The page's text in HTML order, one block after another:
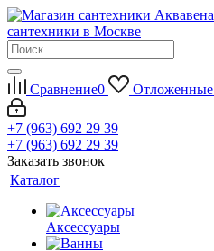
Сравнение0 Отложенные
+7 (963) 692 29 39
+7 (963) 692 29 39
Заказать звонок
Каталог
Аксессуары